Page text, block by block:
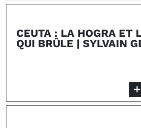
CEUTA : LA HOGRA ET
QUI BRÛLE | SYLVAIN